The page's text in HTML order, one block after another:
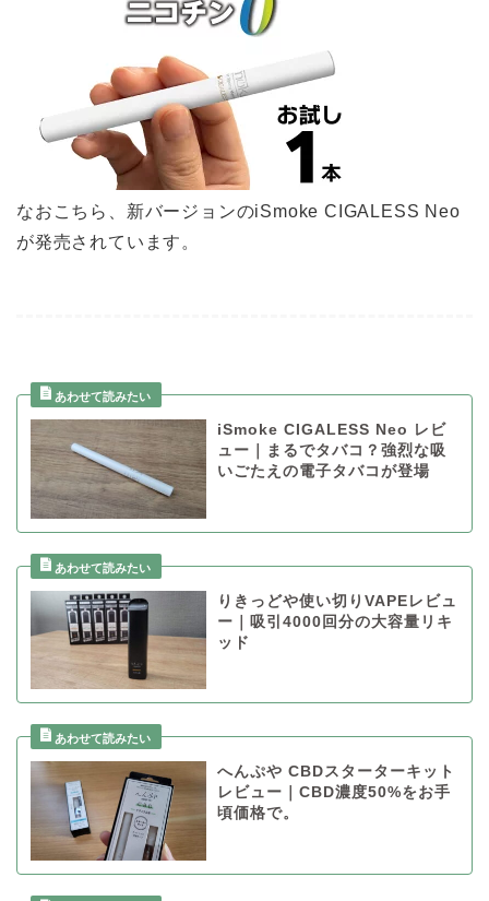
なおこちら、新バージョンのiSmoke CIGALESS Neo
が発売されています。
iSmoke CIGALESS Neo レビ
ュー｜まるでタバコ？強烈な吸
いごたえの電子タバコが登場
りきっどや使い切りVAPEレビュ
ー｜吸引4000回分の大容量リキ
ッド
へんぷや CBDスターターキット
レビュー｜CBD濃度50%をお手
頃価格で。